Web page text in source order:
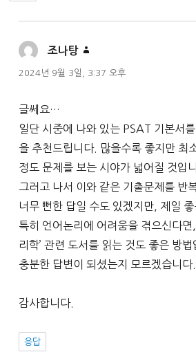
조나탕
글:
2024년 9월 3일, 3:37 오후
글쎄요…
일단 시중에 나와 있는 PSAT 기본서
을 추천드립니다. 많을수록 좋지만 최
정도 문제를 보는 시야가 넓어질 것입
그러고 나서 이와 같은 기출문제를 반
너무 뻔한 답일 수도 있겠지만, 제일
특히 언어논리에 어려움을 겪으신다면
리학’ 관련 도서를 읽는 것도 좋은 방법
충분한 답변이 되셨는지 모르겠습니다.
감사합니다.
응답